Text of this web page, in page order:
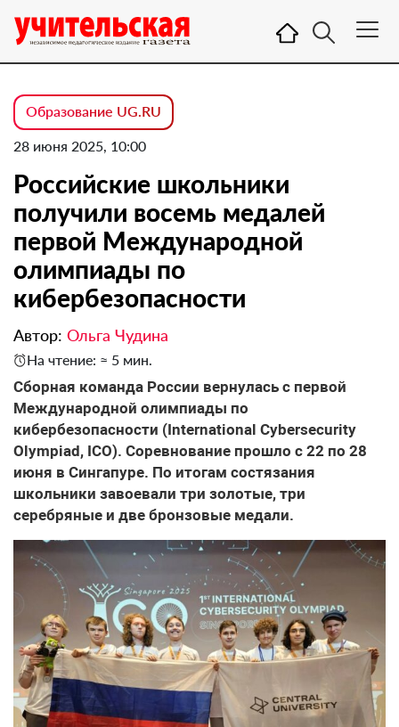
Образование UG.RU
28 июня 2025, 10:00
Российские школьники
получили восемь медалей
первой Международной
олимпиады по
кибербезопасности
Автор: Ольга Чудина
На чтение: ≈ 5 мин.
Сборная команда России вернулась с первой
Международной олимпиады по
кибербезопасности (International Cybersecurity
Olympiad, ICO). Соревнование прошло с 22 по 28
июня в Сингапуре. По итогам состязания
школьники завоевали три золотые, три
серебряные и две бронзовые медали.